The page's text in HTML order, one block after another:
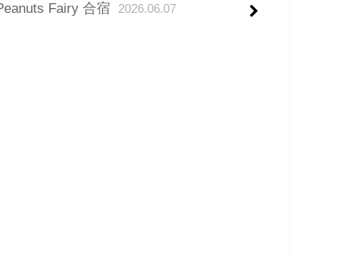
Fairy 合宿 2026.06.07